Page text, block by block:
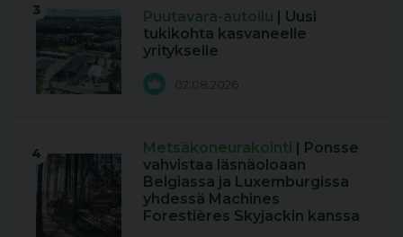
3 Puutavara-autoilu | Uusi
tukikohta kasvaneelle
yritykselle
02.08.2026
4 Metsäkoneurakointi | Ponsse
vahvistaa läsnäoloaan
Belgiassa ja Luxemburgissa
yhdessä Machines
Forestières Skyjackin kanssa